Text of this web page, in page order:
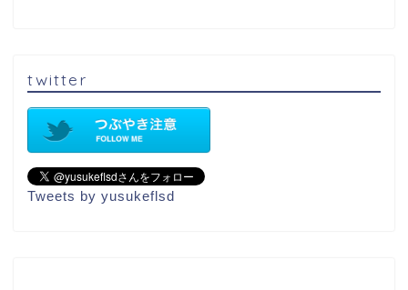
twitter
Tweets by yusukeflsd